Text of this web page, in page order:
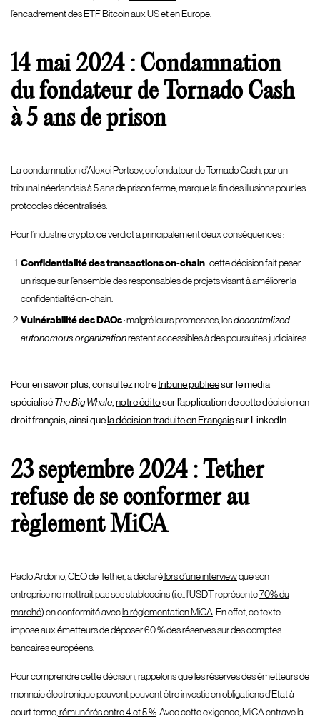
l’encadrement des ETF Bitcoin aux US et en Europe.
14 mai 2024 : Condamnation
du fondateur de Tornado Cash
à 5 ans de prison
La condamnation d’Alexei Pertsev, cofondateur de Tornado Cash, par un
tribunal néerlandais à 5 ans de prison ferme, marque la fin des illusions pour les
protocoles décentralisés.
Pour l’industrie crypto, ce verdict a principalement deux conséquences :
Confidentialité des transactions on-chain: cette décision fait peser
un risque sur l’ensemble des responsables de projets visant à améliorer la
confidentialité on-chain.
Vulnérabilité des DAOs:malgré leurs promesses, lesdecentralized
autonomous organizationrestent accessibles à des poursuites judiciaires.
Pour en savoir plus, consultez notretribune publiéesur le média
spécialisé The Big Whale, notre éditosur l’application de cette décision en
droit français, ainsi que la décision traduite en Françaissur LinkedIn.
23 septembre 2024 : Tether
refuse de se conformer au
règlement MiCA
Paolo Ardoino, CEO de Tether, a déclaré lors d’une interviewque son
entreprise ne mettrait pas ses stablecoins (i.e., l’USDT représente 70% du
marché) en conformité avec la réglementation MiCA. En effet, ce texte
impose aux émetteurs de déposer 60 % des réserves sur des comptes
bancaires européens.
Pour comprendre cette décision, rappelons que les réserves des émetteurs de
monnaie électronique peuvent peuvent être investis en obligations d’Etat à
court terme,rémunérés entre 4 et 5 %. Avec cette exigence, MiCA entrave la